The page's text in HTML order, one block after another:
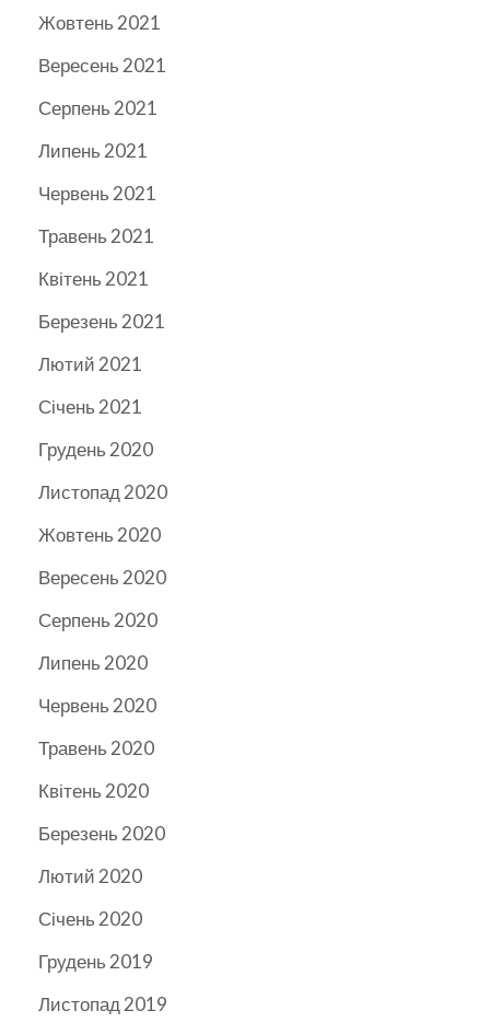
Жовтень 2021
Вересень 2021
Серпень 2021
Липень 2021
Червень 2021
Травень 2021
Квітень 2021
Березень 2021
Лютий 2021
Січень 2021
Грудень 2020
Листопад 2020
Жовтень 2020
Вересень 2020
Серпень 2020
Липень 2020
Червень 2020
Травень 2020
Квітень 2020
Березень 2020
Лютий 2020
Січень 2020
Грудень 2019
Листопад 2019